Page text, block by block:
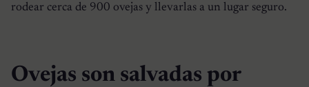
rodear cerca de 900 ovejas y llevarlas a un lugar seguro.
Ovejas son salvadas por